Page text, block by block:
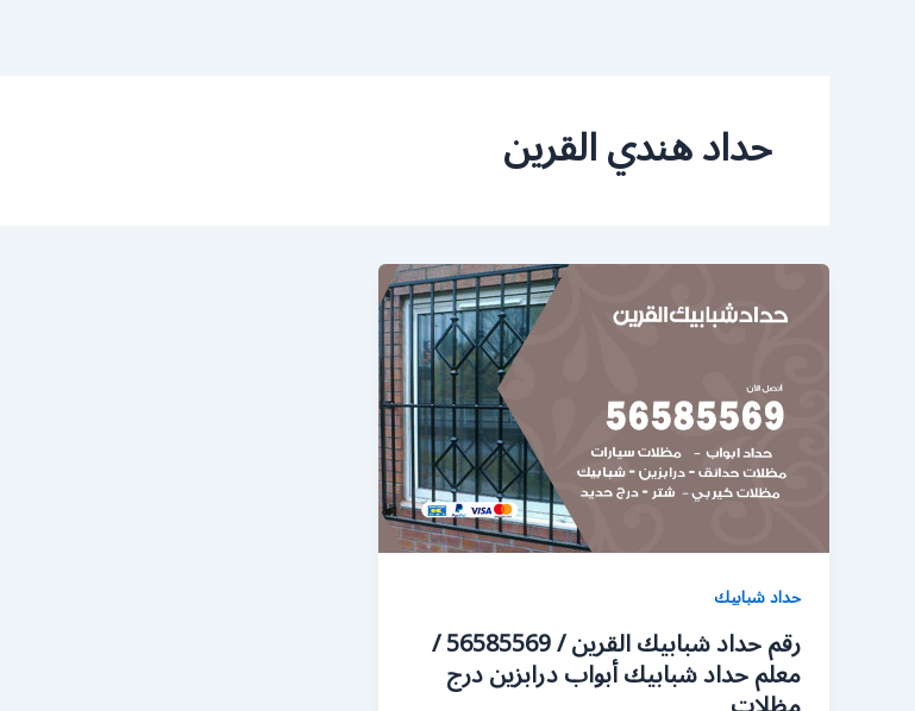
حداد هندي القرين
حداد شبابيك
رقم حداد شبابيك القرين / 56585569 /
معلم حداد شبابيك أبواب درابزين درج